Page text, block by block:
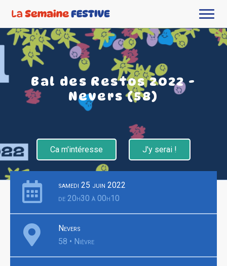
Bal des Restos 2022 -
Nevers (58)
Ca m'intéresse J'y serai !
samedi 25 juin 2022
de 20h30 à 00h10
Nevers
58 • Nièvre